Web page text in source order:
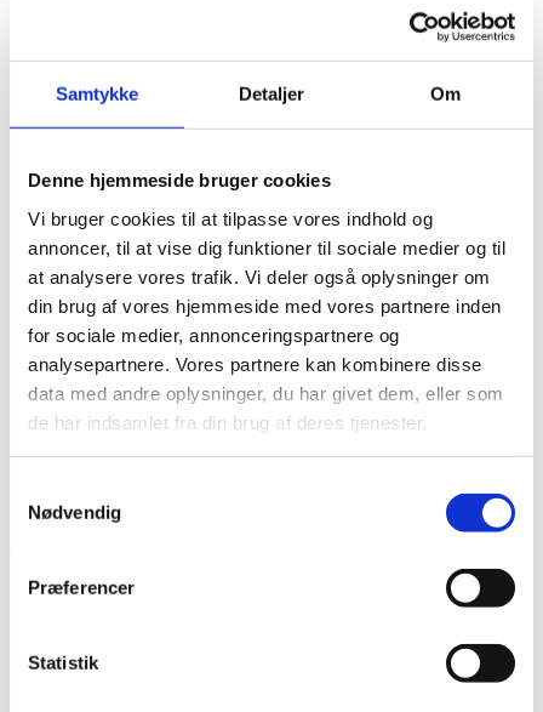
Samtykke Detaljer Om
Denne hjemmeside bruger cookies
Vi bruger cookies til at tilpasse vores indhold og
annoncer, til at vise dig funktioner til sociale medier og til
at analysere vores trafik. Vi deler også oplysninger om
din brug af vores hjemmeside med vores partnere inden
for sociale medier, annonceringspartnere og
analysepartnere. Vores partnere kan kombinere disse
data med andre oplysninger, du har givet dem, eller som
de har indsamlet fra din brug af deres tjenester.
Nødvendig
Præferencer
Statistik
Faglig rådgiving
Det diakonale arbejde
Forandringsteori
Udviklingssyn
Hvordan arbejder vi?
Organisation
Bestyrelse og Bevillingsudvalg
Økonomi
Medlemmer og partnere
Sekretariatet
Se flere kontaktoplysninger
Conference
Bevillingshaver